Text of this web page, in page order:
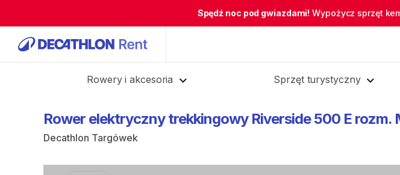
Spędź noc pod gwiazdami! Wypożycz sprzęt
Rowery i akcesoria Sprzęt turystyczny
Rower elektryczny trekkingowy Riverside 500 E rozm.
Decathlon Targówek